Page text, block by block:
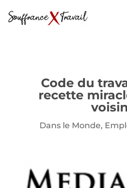
Code du
recette
Dans le Monde,